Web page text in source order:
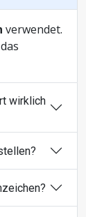
verwendet.
wirklich